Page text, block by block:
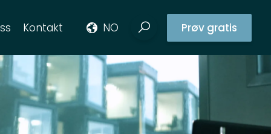
Kontakt NO Prøv gratis